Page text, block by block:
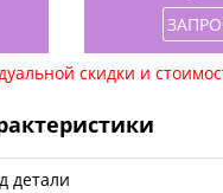
скидки и
детали